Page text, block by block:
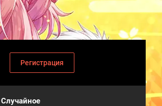
Регистрация
Случайное